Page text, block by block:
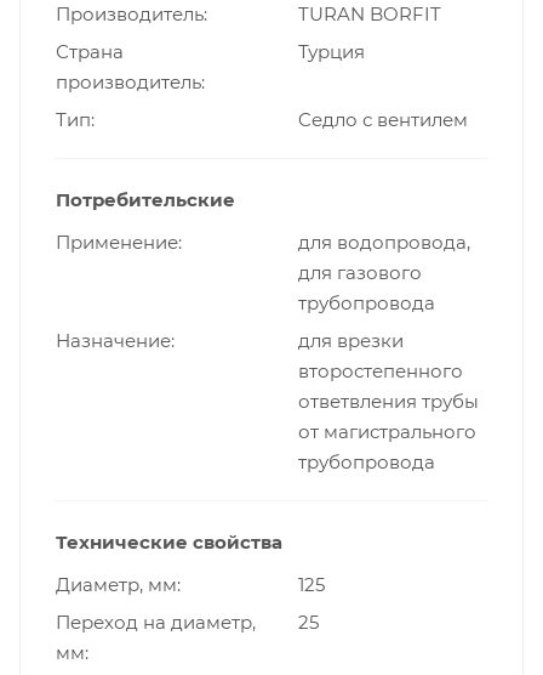
Производитель
TURAN BORFIT
Страна
производитель
Турция
Тип Cедло с вентилем
Потребительские
Применение
для водопровода,
для газового
трубопровода
Назначение
для врезки
второстепенного
ответвления трубы
от магистрального
трубопровода
Технические свойства
Диаметр, мм
125
Переход на диаметр,
мм
25